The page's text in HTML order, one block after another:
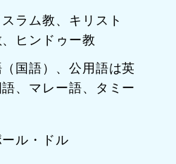
ラム教、キリスト
ヒンドゥー教
国語）、公用語は英
、マレー語、タミー
ル・ドル